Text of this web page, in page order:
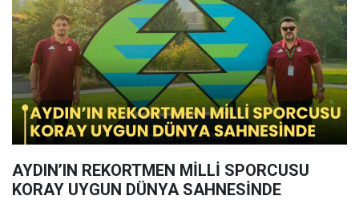
AYDIN’IN REKORTMEN MİLLİ SPORCUSU
KORAY UYGUN DÜNYA SAHNESİNDE